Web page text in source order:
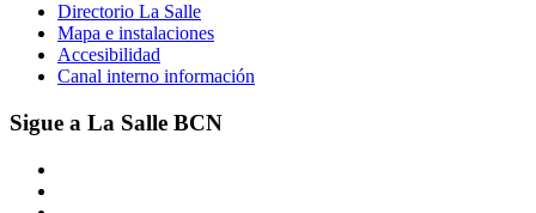
Directorio La Salle
Mapa e instalaciones
Accesibilidad
Canal interno información
Sigue a La Salle BCN